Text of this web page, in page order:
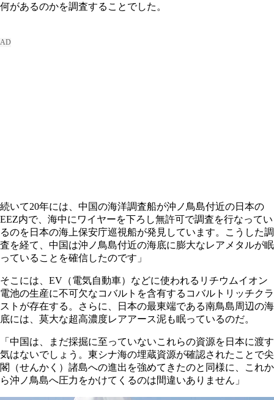
何があるのかを調査することでした。
続いて20年には、中国の海洋調査船が沖ノ鳥島付近の日本の
EEZ内で、海中にワイヤーを下ろし無許可で調査を行なってい
るのを日本の海上保安庁巡視船が発見しています。こうした調
査を経て、中国は沖ノ鳥島付近の海底に膨大なレアメタルが眠
っていることを確信したのです」
そこには、EV（電気自動車）などに使われるリチウムイオン
電池の生産に不可欠なコバルトを含有するコバルトリッチクラ
ストが存在する。さらに、日本の最東端である南鳥島周辺の海
底には、莫大な超高濃度レアアース泥も眠っているのだ。
「中国は、まだ採掘に至っていないこれらの資源を日本に渡す
気はないでしょう。東シナ海の埋蔵資源が確認されたことで尖
閣（せんかく）諸島への進出を強めてきたのと同様に、これか
ら沖ノ鳥島へ圧力をかけてくるのは間違いありません」